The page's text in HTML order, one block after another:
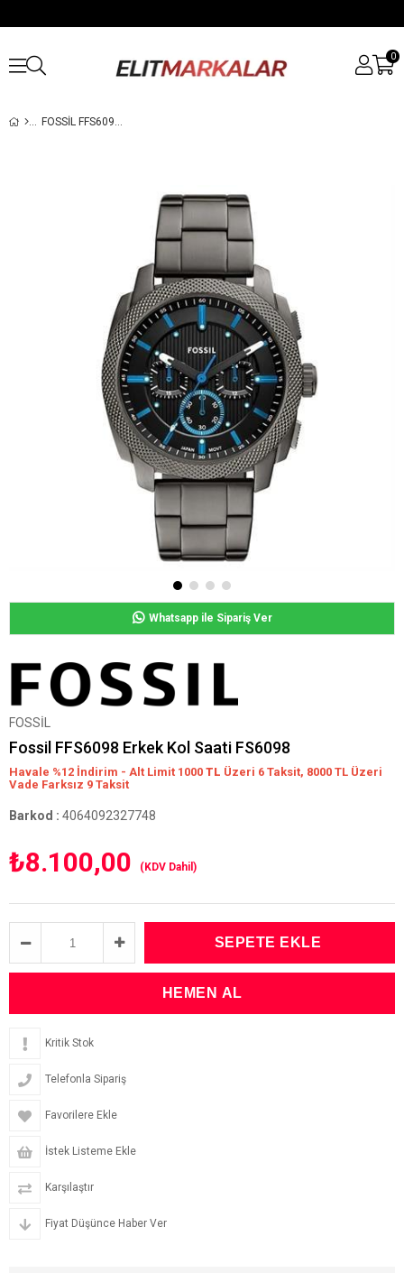
0
FOSSIL FFS6098 ERKEK KOL SAATI FS6098
Whatsapp ile Sipariş Ver
FOSSİL
Fossil FFS6098 Erkek Kol Saati FS6098
Havale %12 İndirim - Alt Limit 1000 TL Üzeri 6 Taksit, 8000 TL Üzeri
Vade Farksız 9 Taksit
Barkod : 4064092327748
₺8.100,00 (KDV Dahil)
Kritik Stok
Telefonla Sipariş
Favorilere Ekle
İstek Listeme Ekle
Karşılaştır
Fiyat Düşünce Haber Ver